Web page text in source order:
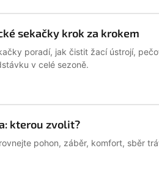
sekačky krok za krokem
poradí, jak čistit žací ústrojí,
v celé sezoně.
kterou zvolit?
pohon, záběr, komfort, sběr